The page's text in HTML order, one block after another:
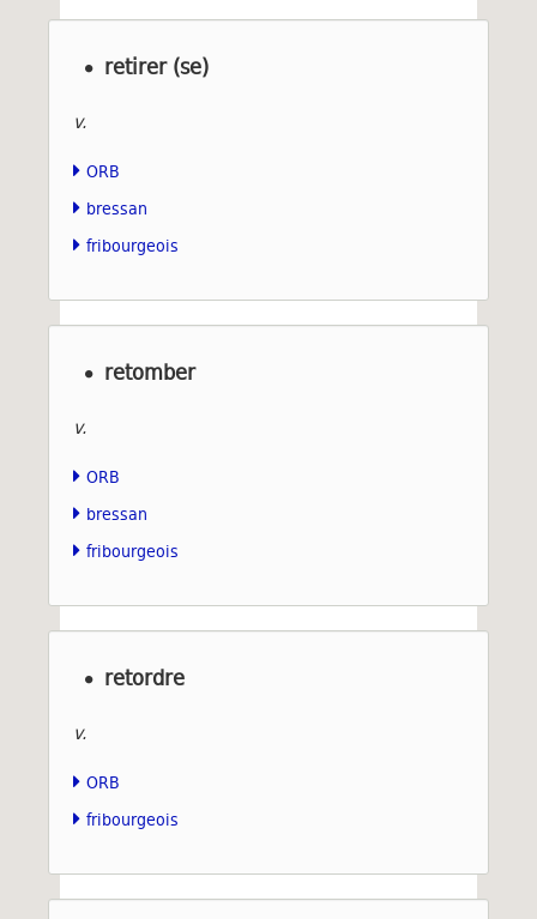
retirer (se)
v.
ORB
bressan
fribourgeois
retomber
v.
ORB
bressan
fribourgeois
retordre
v.
ORB
fribourgeois